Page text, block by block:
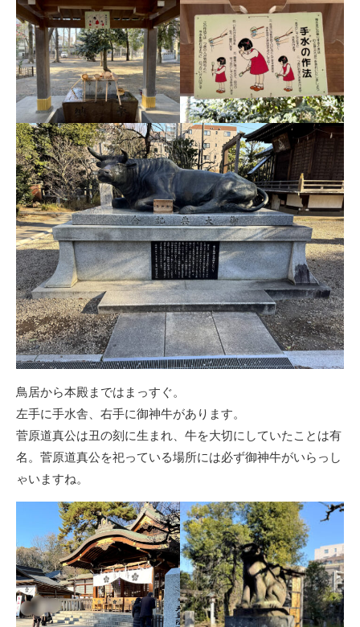
鳥居から本殿まではまっすぐ。
左手に手水舎、右手に御神牛があります。
菅原道真公は丑の刻に生まれ、牛を大切にしていたことは有
名。菅原道真公を祀っている場所には必ず御神牛がいらっし
ゃいますね。